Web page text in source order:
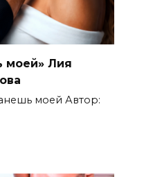
моей» Лия
моей Автор: